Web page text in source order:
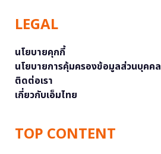
LEGAL
นโยบายคุกกี้
นโยบายการคุ้มครองข้อมูลส่วนบุคคล
ติดต่อเรา
เกี่ยวกับเอ็มไทย
TOP CONTENT